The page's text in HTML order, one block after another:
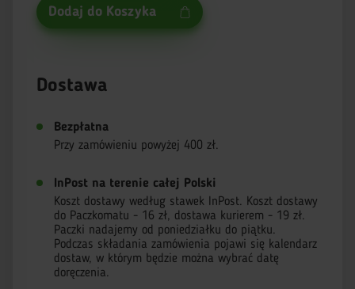
Dodaj do Koszyka
Dostawa
Bezpłatna
Przy zamówieniu powyżej 400 zł.
InPost na terenie całej Polski
Koszt dostawy według stawek InPost. Koszt dostawy
do Paczkomatu - 16 zł, dostawa kurierem - 19 zł.
Paczki nadajemy od poniedziałku do piątku.
Podczas składania zamówienia pojawi się kalendarz
dostaw, w którym będzie można wybrać datę
doręczenia.